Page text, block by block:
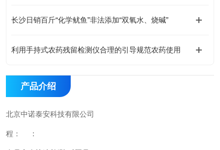
长沙日销百斤“化学鱿鱼”非法添加“双氧水、烧碱”
利用手持式农药残留检测仪合理的引导规范农药使用
产品介绍
北京中诺泰安科技有限公司
程： :